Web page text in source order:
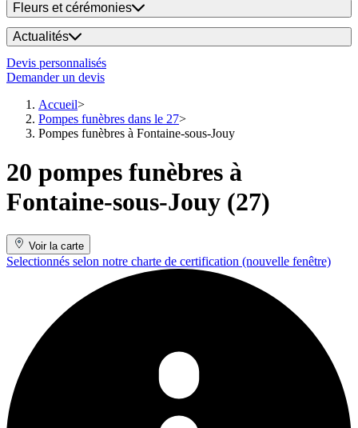
Fleurs et cérémonies
Actualités
Devis personnalisés
Demander un devis
Accueil
Pompes funèbres dans le 27
Pompes funèbres à Fontaine-sous-Jouy
20 pompes funèbres à
Fontaine-sous-Jouy (27)
Voir la carte
Selectionnés selon notre charte de certification (nouvelle fenêtre)